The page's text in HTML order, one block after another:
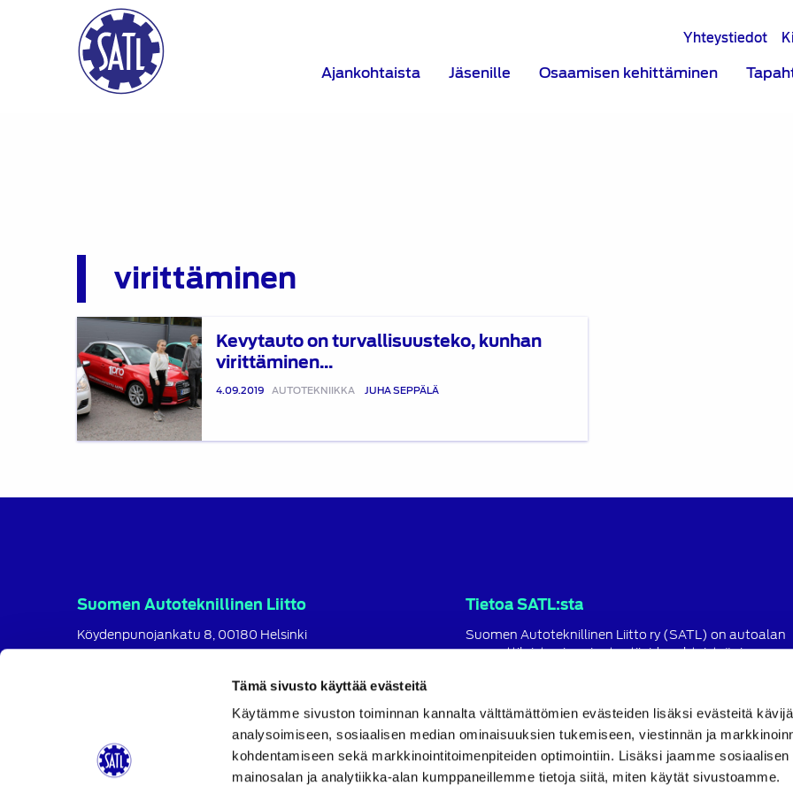
Tämä sivusto käyttää evästeitä
Käytämme sivuston toiminnan kannalta välttämättömien evästeiden lisäksi evästeitä
analysoimiseen, sosiaalisen median ominaisuuksien tukemiseen, viestinnän ja
kohdentamiseen sekä markkinointitoimenpiteiden optimointiin. Lisäksi jaamme sosiaalisen
mainosalan ja analytiikka-alan kumppaneillemme tietoja siitä, miten käytät sivustoamme.
Yhteystiedot
Ajankohtaista Jäsenille Osaamisen kehittäminen
virittäminen
Kevytauto on turvallisuusteko, kunhan
virittäminen...
4.09.2019 AUTOTEKNIIKKA JUHA SEPPÄLÄ
Kevytauto
on
turvallisuusteko,
kunhan
virittäminen
estetään
Suomen Autoteknillinen Liitto
Köydenpunojankatu 8, 00180 Helsinki
SATL
SATL
Tietoa SATL:sta
Suomen Autoteknillinen Liitto ry (SATL) on autoalan
ammattilaisten ja asiantuntijoiden yhteistyö- ja
tavoitteena on ylläpitää ja kehittää koko autoalan
ja ammattitaitoa.
Lue lisää